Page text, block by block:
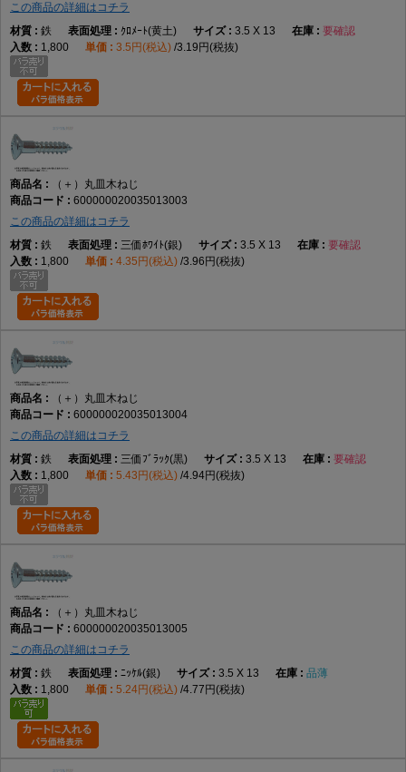
この商品の詳細はコチラ
鉄
ｸﾛﾒｰﾄ(黄土) 3.5 X 13
要確認
1,800
3.5円(税込) 3.19円(税抜)
（＋）丸皿木ねじ
600000020035013003
この商品の詳細はコチラ
鉄
三価ﾎﾜｲﾄ(銀) 3.5 X 13
要確認
1,800
4.35円(税込) 3.96円(税抜)
（＋）丸皿木ねじ
600000020035013004
この商品の詳細はコチラ
鉄
三価ﾌﾞﾗｯｸ(黒) 3.5 X 13
要確認
1,800
5.43円(税込) 4.94円(税抜)
（＋）丸皿木ねじ
600000020035013005
この商品の詳細はコチラ
鉄
ﾆｯｹﾙ(銀) 3.5 X 13
品薄
1,800
5.24円(税込) 4.77円(税抜)